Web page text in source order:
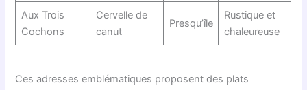
Aux Trois
Cochons
Cervelle de
canut
Presqu’île
Rustique et
chaleureuse
Ces adresses emblématiques proposent des plats